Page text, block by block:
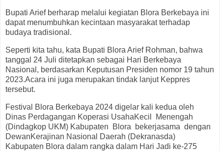
Bupati Arief berharap melalui kegiatan Blora Berkebaya ini
dapat menumbuhkan kecintaan masyarakat terhadap
budaya tradisional.
Seperti kita tahu, kata Bupati Blora Arief Rohman, bahwa
tanggal 24 Juli ditetapkan sebagai Hari Berkebaya
Nasional, berdasarkan Keputusan Presiden nomor 19 tahun
2023.Acara ini juga merupakan tindak lanjut Keppres
tersebut.
Festival Blora Berkebaya 2024 digelar kali kedua oleh
Dinas Perdagangan Koperasi UsahaKecil
Menengah
(Dindagkop UKM) Kabupaten
Blora bekerjasama dengan
DewanKerajinan Nasional Daerah (Dekranasda)
Kabupaten Blora dalam rangka dalam Hari Jadi ke-275